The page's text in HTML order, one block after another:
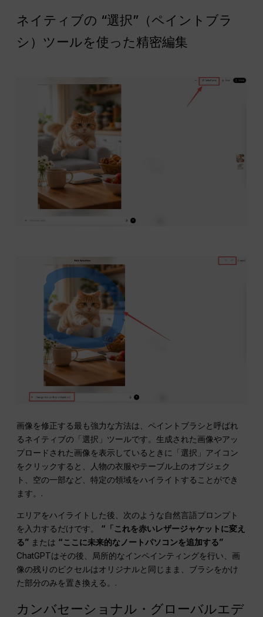
ネイティブの “選択”（ペイントブラ
シ）ツールを使った精密編集
画像を修正する最も強力な方法は、ペイントブラシと呼ばれ
るネイティブの「選択」ツールです。生成された画像やアッ
プロードされた画像を表示しているときに「選択」アイコン
をクリックすると、人物の衣服やテーブル上のオブジェク
ト、空の一部など、特定の領域をハイライトすることができ
ます。.
エリアをハイライトした後、次のような自然言語プロンプト
を入力するだけです。 “「これを赤いレザージャケットに変え
る” または “ここに未来的なノートパソコンを追加する”
ChatGPTはその後、局所的なインペインティングを行い、画
像の残りのピクセルはオリジナルと同じまま、ブラシをかけ
た部分のみを置き換える。.
カンバセーショナル・グローバルエデ